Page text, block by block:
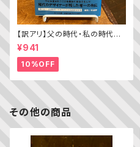
【訳アリ】父の時代・私の時代
─わがエディトリアル・デザイン
史
¥941
10%OFF
その他の商品